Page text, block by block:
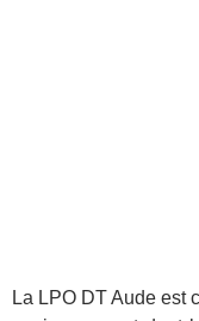
La LPO DT Aude est